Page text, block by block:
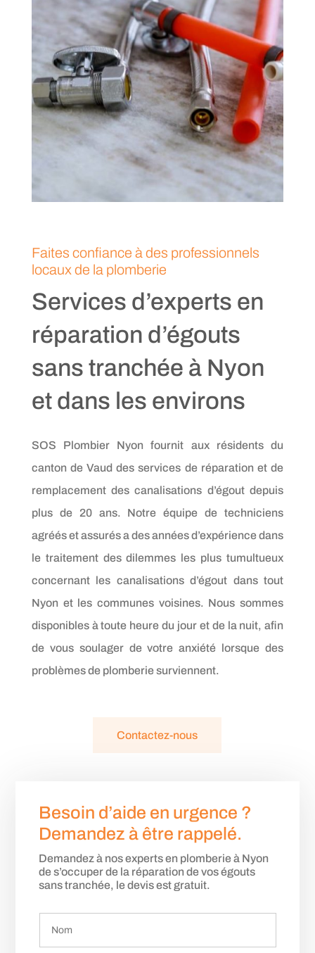
Faites confiance à des professionnels
locaux de la plomberie
Services d’experts en
réparation d’égouts
sans tranchée à Nyon
et dans les environs
SOS Plombier Nyon fournit aux résidents du
canton de Vaud des services de réparation et de
remplacement des canalisations d’égout depuis
plus de 20 ans. Notre équipe de techniciens
agréés et assurés a des années d’expérience dans
le traitement des dilemmes les plus tumultueux
concernant les canalisations d’égout dans tout
Nyon et les communes voisines. Nous sommes
disponibles à toute heure du jour et de la nuit, afin
de vous soulager de votre anxiété lorsque des
problèmes de plomberie surviennent.
Contactez-nous
Besoin d’aide en urgence ?
Demandez à être rappelé.
Demandez à nos experts en plomberie à Nyon
de s’occuper de la réparation de vos égouts
sans tranchée, le devis est gratuit.